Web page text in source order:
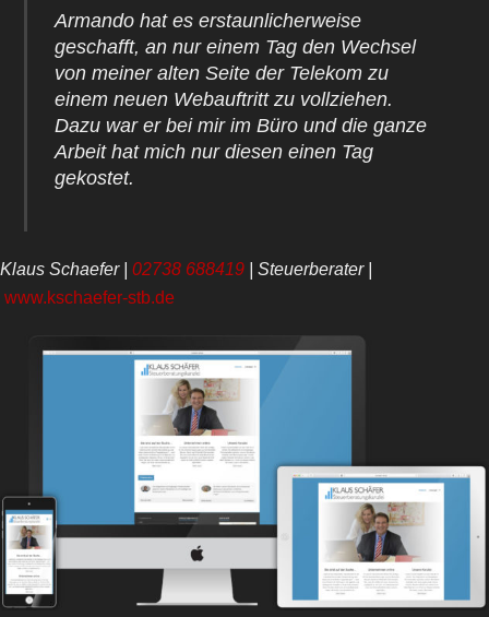
Armando hat es erstaunlicherweise
geschafft, an nur einem Tag den Wechsel
von meiner alten Seite der Telekom zu
einem neuen Webauftritt zu vollziehen.
Dazu war er bei mir im Büro und die ganze
Arbeit hat mich nur diesen einen Tag
gekostet.
Klaus Schaefer 02738 688419 Steuerberater
www.kschaefer-stb.de